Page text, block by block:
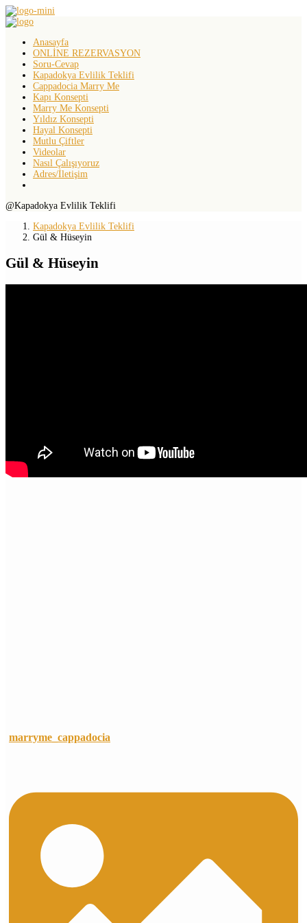
Anasayfa
ONLİNE REZERVASYON
Soru-Cevap
Kapadokya Evlilik Teklifi
Cappadocia Marry Me
Kapı Konsepti
Marry Me Konsepti
Yıldız Konsepti
Hayal Konsepti
Mutlu Çiftler
Videolar
Nasıl Çalışıyoruz
Adres/İletişim
@Kapadokya Evlilik Teklifi
Kapadokya Evlilik Teklifi
Gül & Hüseyin
Gül & Hüseyin
marryme_cappadocia